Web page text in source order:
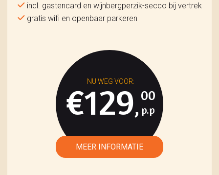
incl. gastencard en wijnbergperzik-secco bij vertrek
gratis wifi en openbaar parkeren
€129,
00